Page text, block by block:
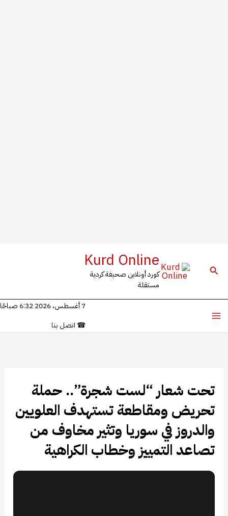
البحث Kurd Online
كورد أونلاين صحيفة كردية
مستقلة
7 أغسطس، 2026 6:32 صباحًا
☎ اتصل بنا
تحت شعار “لست شجرة”.. حملة
تحريض ومقاطعة تستهدف العلويين
والدروز في سوريا وتثير مخاوف من
تصاعد التمييز وخطاب الكراهية